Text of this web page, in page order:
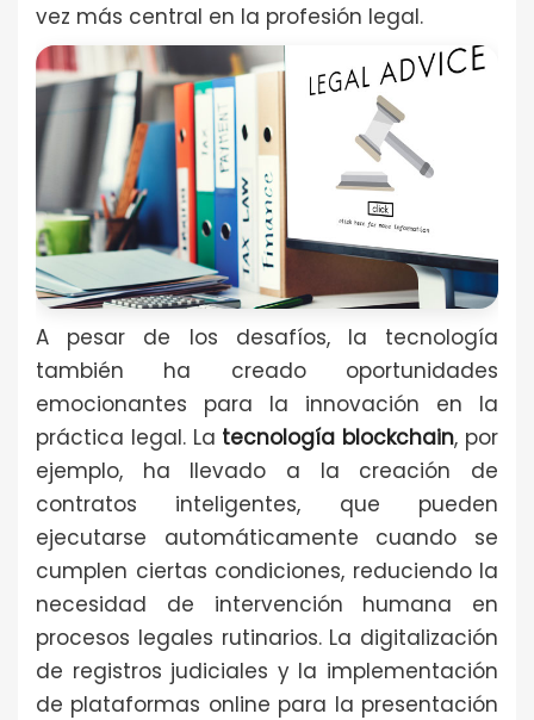
vez más central en la profesión legal.
A pesar de los desafíos, la tecnología
también ha creado oportunidades
emocionantes para la innovación en la
práctica legal. La tecnología blockchain, por
ejemplo, ha llevado a la creación de
contratos inteligentes, que pueden
ejecutarse automáticamente cuando se
cumplen ciertas condiciones, reduciendo la
necesidad de intervención humana en
procesos legales rutinarios. La digitalización
de registros judiciales y la implementación
de plataformas online para la presentación